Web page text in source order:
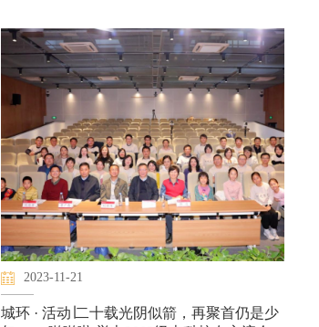
2023-11-21
城环 · 活动∣二十载光阴似箭，再聚首仍是少